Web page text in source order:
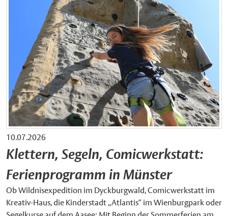
10.07.2026
Klettern, Segeln, Comicwerkstatt:
Ferienprogramm in Münster
Ob Wildnisexpedition im Dyckburgwald, Comicwerkstatt im
Kreativ-Haus, die Kinderstadt „Atlantis“ im Wienburgpark oder